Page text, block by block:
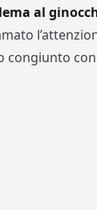
al
congiunto